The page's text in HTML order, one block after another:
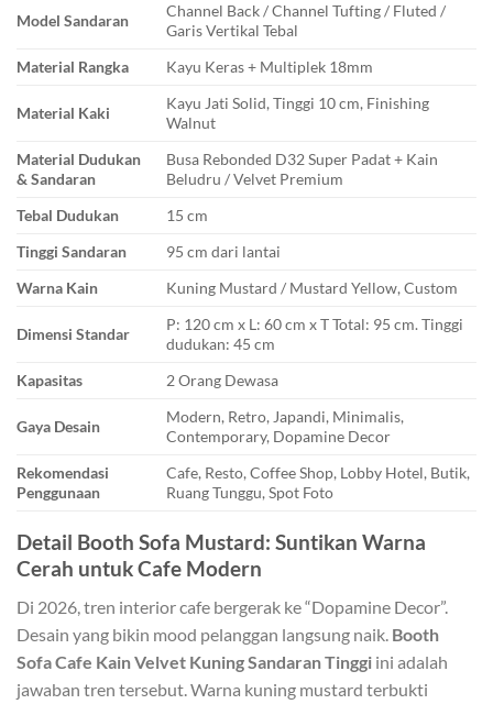
Model Sandaran
Channel Back / Channel Tufting / Fluted /
Garis Vertikal Tebal
Material Rangka
Kayu Keras + Multiplek 18mm
Material Kaki
Kayu Jati Solid, Tinggi 10 cm, Finishing
Walnut
Material Dudukan
& Sandaran
Busa Rebonded D32 Super Padat + Kain
Beludru / Velvet Premium
Tebal Dudukan
15 cm
Tinggi Sandaran
95 cm dari lantai
Warna Kain
Kuning Mustard / Mustard Yellow, Custom
Dimensi Standar
P: 120 cm x L: 60 cm x T Total: 95 cm. Tinggi
dudukan: 45 cm
Kapasitas
2 Orang Dewasa
Gaya Desain
Modern, Retro, Japandi, Minimalis,
Contemporary, Dopamine Decor
Rekomendasi
Penggunaan
Cafe, Resto, Coffee Shop, Lobby Hotel, Butik,
Ruang Tunggu, Spot Foto
Detail Booth Sofa Mustard: Suntikan Warna
Cerah untuk Cafe Modern
Di 2026, tren interior cafe bergerak ke “Dopamine Decor”.
Desain yang bikin mood pelanggan langsung naik. Booth
Sofa Cafe Kain Velvet Kuning Sandaran Tinggi ini adalah
jawaban tren tersebut. Warna kuning mustard terbukti